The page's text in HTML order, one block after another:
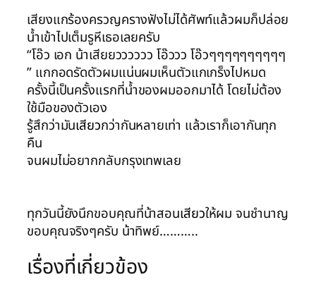
เสียงแกร้องครวญครางฟังไม่ได้ศัพท์แล้วผมก็ปล่อย
น้ำเข้าไปเต็มรูหีเธอเลยครับ
“โอ๊ว เอก น้าเสียยวววววว โอ๊ววว โอ๊วๆๆๆๆๆๆๆๆๆๆ
” แกกอดรัดตัวผมแน่นผมเห็นตัวแกเกร็งไปหมด
ครั้งนี้เป็นครั้งแรกที่น้ำของผมออกมาได้ โดยไม่ต้อง
ใช้มือของตัวเอง
รู้สึกว่ามันเสียวกว่ากันหลายเท่า แล้วเราก็เอากันทุก
คืน
จนผมไม่อยากกลับกรุงเทพเลย
ทุกวันนี้ยังนึกขอบคุณที่น้าสอนเสียวให้ผม จนชำนาญ
ขอบคุณจริงๆครับ น้าทิพย์………..
เรื่องที่เกี่ยวข้อง